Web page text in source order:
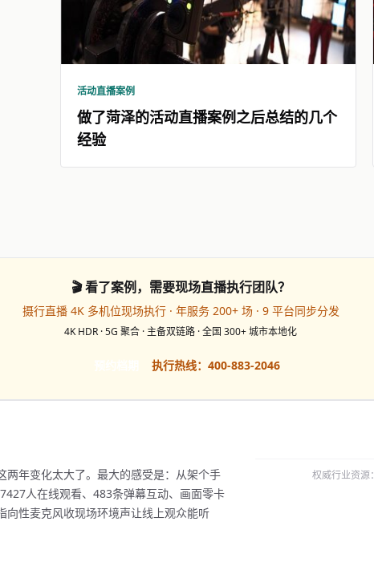
活动直播案例
做了菏泽的活动直播案例之后总结的几个
经验
🎬 看了案例，需要现场直播执行团队？
摄行直播 4K 多机位现场执行 · 年服务 200+ 场 · 9 平台同步分发
4K HDR · 5G 聚合 · 主备双链路 · 全国 300+ 城市本地化
执行热线：400-883-2046
年变化太大了。最大的感受是：从架个手
人在线观看、483条弹幕互动、画面零卡
性麦克风收现场环境声让线上观众能听
权威行业资源：